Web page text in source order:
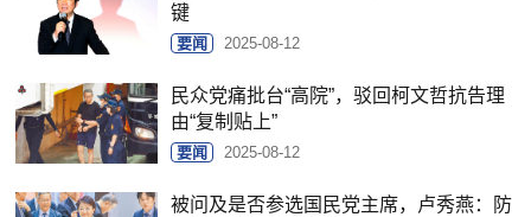
键
要闻 2025-08-12
民众党痛批台“高院”，驳回柯文哲抗告理
由“复制贴上”
要闻 2025-08-12
被问及是否参选国民党主席，卢秀燕：防